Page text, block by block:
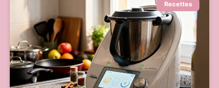
Recettes